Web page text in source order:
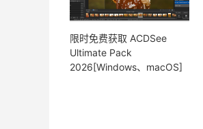
限时免费获取 ACDSee
Ultimate Pack
2026[Windows、macOS]